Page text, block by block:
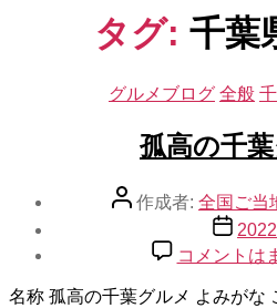
示
タグ: 千葉
カ
ゴ
リ
グルメブログ 全般
孤高の千
投 作成者: 全国ご当
投
稿
孤
の
コメントは
名称 孤高の千葉グルメ よみがな